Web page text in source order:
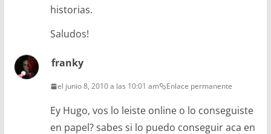
historias.
Saludos!
franky
el junio 8, 2010 a las 10:01 am Enlace permanente
Ey Hugo, vos lo leiste online o lo conseguiste
en papel? sabes si lo puedo conseguir aca en